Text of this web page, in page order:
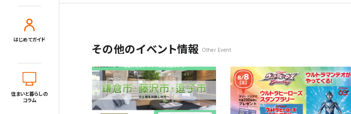
はじめてガイド
tvkハウジングプラザ横浜について
住まいと暮らしの
コラム
その他のイベント情報 Other Event
住宅展示場出展に関するご案内
電話
0120-1849-29 © Television KANAGAWA, Inc.